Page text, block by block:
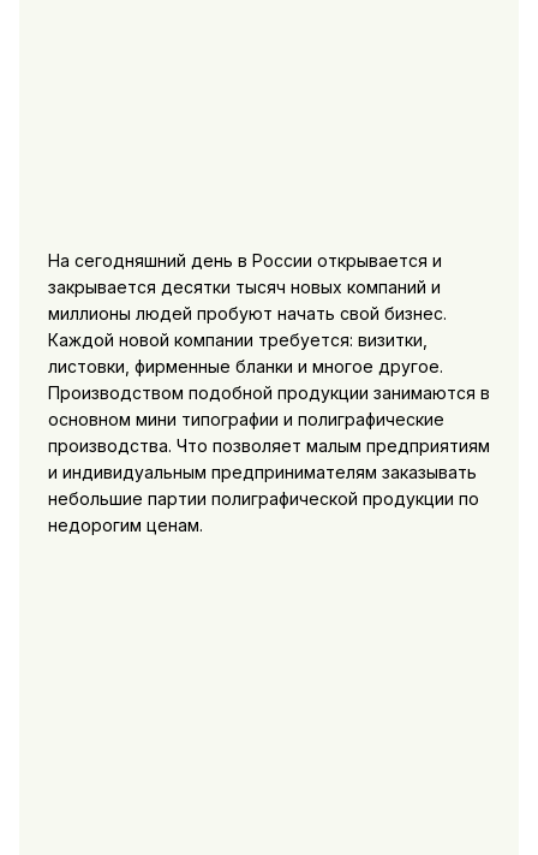
На сегодняшний день в России открывается и
закрывается десятки тысяч новых компаний и
миллионы людей пробуют начать свой бизнес.
Каждой новой компании требуется: визитки,
листовки, фирменные бланки и многое другое.
Производством подобной продукции занимаются в
основном мини типографии и полиграфические
производства. Что позволяет малым предприятиям
и индивидуальным предпринимателям заказывать
небольшие партии полиграфической продукции по
недорогим ценам.